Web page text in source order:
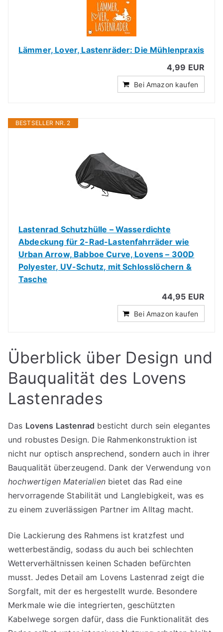
Lämmer, Lover, Lastenräder: Die Mühlenpraxis
4,99 EUR
Bei Amazon kaufen
BESTSELLER NR. 2
Lastenrad Schutzhülle – Wasserdichte
Abdeckung für 2-Rad-Lastenfahrräder wie
Urban Arrow, Babboe Curve, Lovens – 300D
Polyester, UV-Schutz, mit Schlosslöchern &
Tasche
44,95 EUR
Bei Amazon kaufen
Überblick über Design und
Bauqualität des Lovens
Lastenrades
Das Lovens Lastenrad besticht durch sein elegantes
und robustes Design. Die Rahmenkonstruktion ist
nicht nur optisch ansprechend, sondern auch in ihrer
Bauqualität überzeugend. Dank der Verwendung von
hochwertigen Materialienbietet das Rad eine
hervorragende Stabilität und Langlebigkeit, was es
zu einem zuverlässigen Partner im Alltag macht.
Die Lackierung des Rahmens ist kratzfest und
wetterbeständig, sodass du auch bei schlechten
Wetterverhältnissen keinen Schaden befürchten
musst. Jedes Detail am Lovens Lastenrad zeigt die
Sorgfalt, mit der es hergestellt wurde. Besondere
Merkmale wie die integrierten, geschützten
Kabelwege sorgen dafür, dass die Funktionalität des